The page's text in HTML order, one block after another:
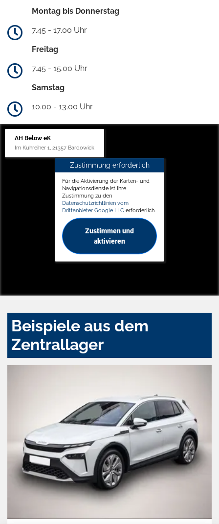
Montag bis Donnerstag
7.45 - 17.00 Uhr
Freitag
7.45 - 15.00 Uhr
Samstag
10.00 - 13.00 Uhr
AH Below eK
Im Kuhreiher 1, 21357 Bardowick
Zustimmung erforderlich
Für die Aktivierung der Karten- und
Navigationsdienste ist Ihre
Zustimmung zu den
Datenschutzrichtlinien vom
Drittanbieter Google LLC erforderlich.
Zustimmen und
aktivieren
Beispiele aus dem
Zentrallager